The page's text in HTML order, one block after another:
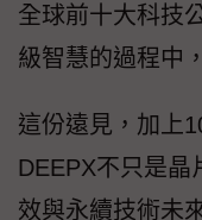
全球前十大科技
級智慧的過程中
這份遠見，加上
DEEPX不只是晶
效與永續技術未